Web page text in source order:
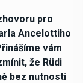
pro
Ancelottiho
vám
že Rüdi
bez nutnosti